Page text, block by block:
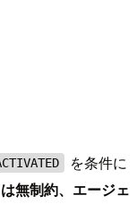
を条件に
無制約、エージェ